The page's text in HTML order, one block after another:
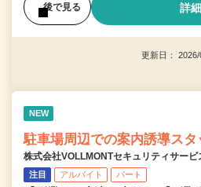
後で見る 詳
更新日：
NEW
駐車場周辺での案内誘導スタ
株式会社VOLLMONTセキュリティサー
注目 アルバイト パート